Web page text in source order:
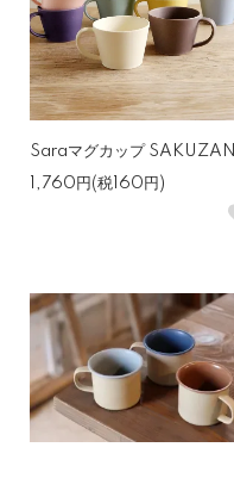
Saraマグカップ SAKUZAN
1,760円(税160円)